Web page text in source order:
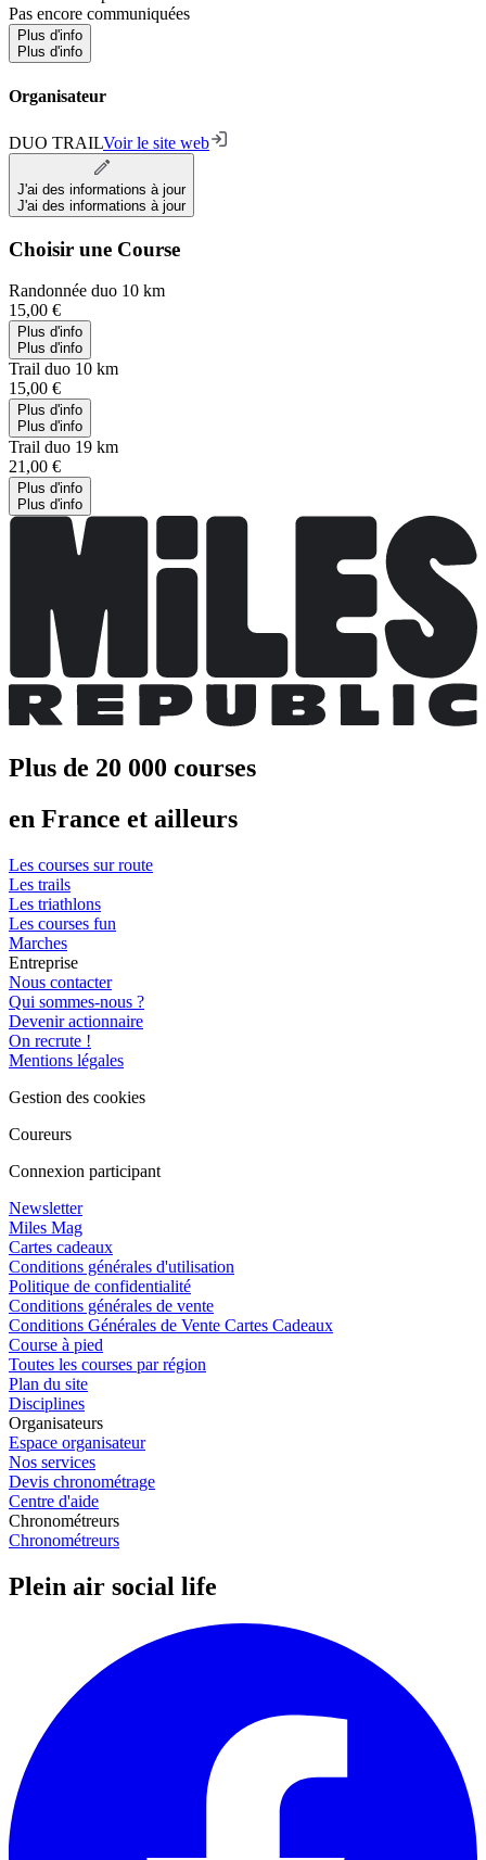
Pas encore communiquées
Plus d'info
Plus d'info
Organisateur
DUO TRAILVoir le site web
J'ai des informations à jour
J'ai des informations à jour
Choisir une Course
Randonnée duo 10 km
15,00 €
Plus d'info
Plus d'info
Trail duo 10 km
15,00 €
Plus d'info
Plus d'info
Trail duo 19 km
21,00 €
Plus d'info
Plus d'info
Plus de 20 000 courses
en France et ailleurs
Les courses sur route
Les trails
Les triathlons
Les courses fun
Marches
Entreprise
Nous contacter
Qui sommes-nous ?
Devenir actionnaire
On recrute !
Mentions légales
Gestion des cookies
Coureurs
Connexion participant
Newsletter
Miles Mag
Cartes cadeaux
Conditions générales d'utilisation
Politique de confidentialité
Conditions générales de vente
Conditions Générales de Vente Cartes Cadeaux
Course à pied
Toutes les courses par région
Plan du site
Disciplines
Organisateurs
Espace organisateur
Nos services
Devis chronométrage
Centre d'aide
Chronométreurs
Chronométreurs
Plein air social life